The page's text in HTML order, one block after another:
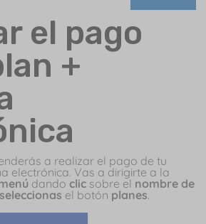
el pago
+
a realizar el pago de tu
electrónica. Vas a dirigirte a la
dando clic sobre el nombre de
seleccionas el botón planes.